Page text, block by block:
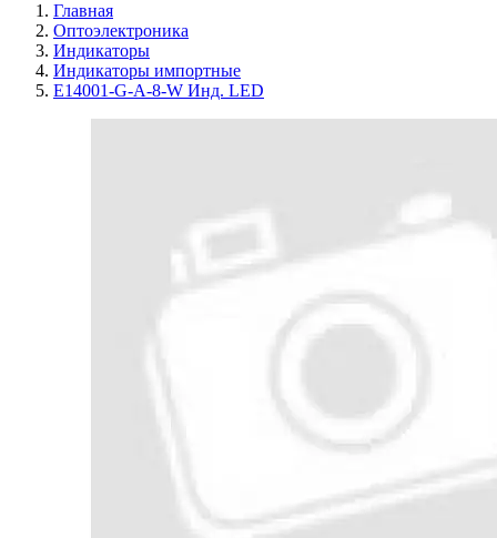
Главная
Оптоэлектроника
Индикаторы
Индикаторы импортные
E14001-G-A-8-W Инд. LED